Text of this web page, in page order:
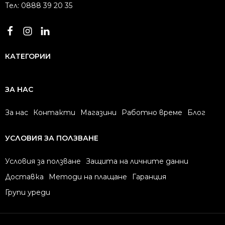
Тел: 0888 39 20 35
КАТЕГОРИИ
ЗА НАС
За нас Контакти Магазини Работно време Блог
УСЛОВИЯ ЗА ПОЛЗВАНЕ
Условия за ползване
Защита на личните данни
Доставка
Методи на плащане
Гаранция
Групи уреди